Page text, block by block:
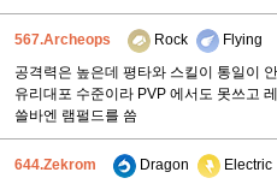
567.Archeops Rock
Flying
공격력은 높은데 평타와 스킬이 통일이
유리대포 수준이라 PVP 에서도 못쓰고
쓸바엔 램펄드를 씀
644.Zekrom Dragon
Electric